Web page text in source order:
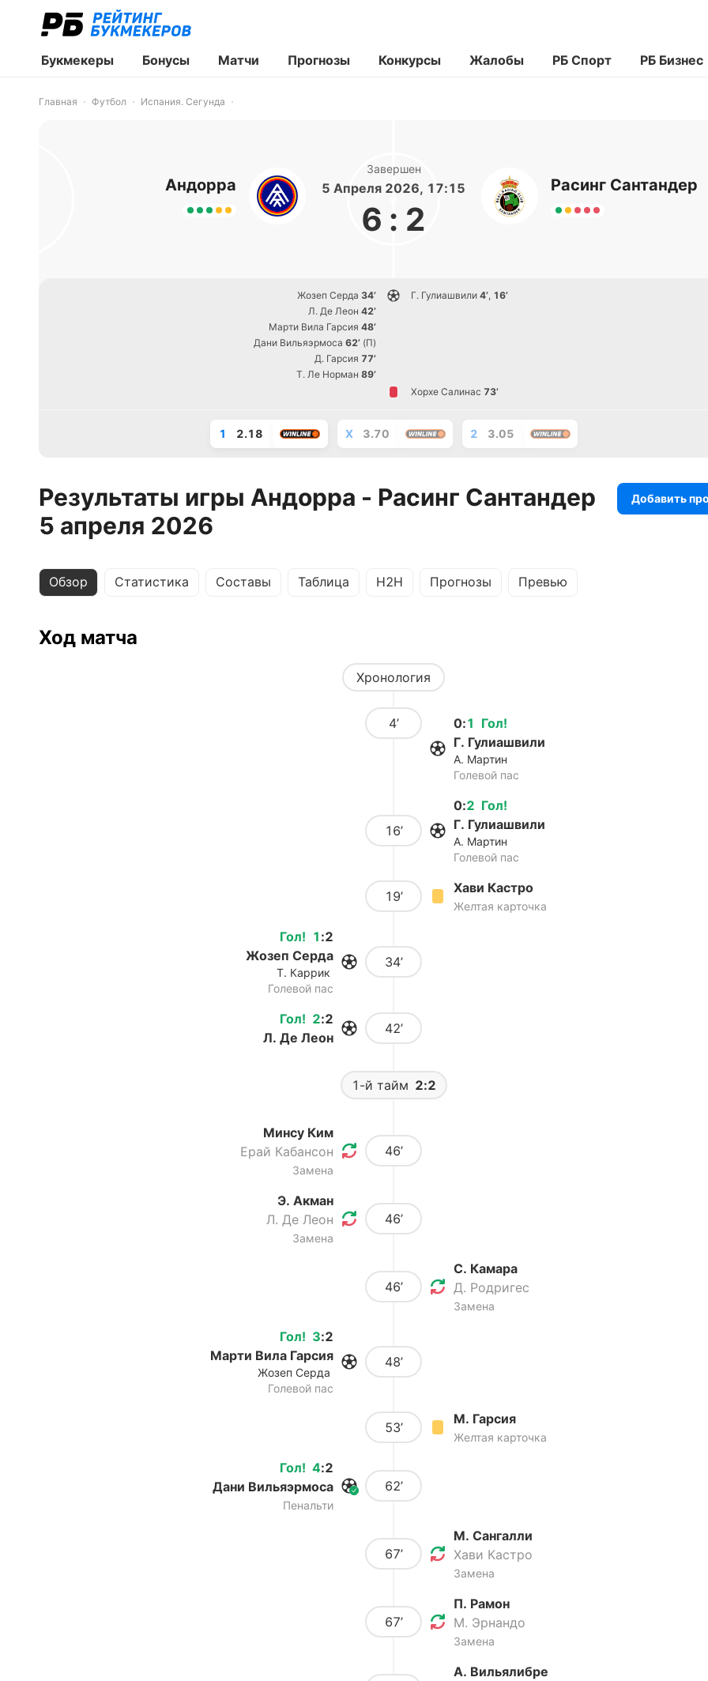
Букмекеры Бонусы Матчи Прогнозы Конкурсы Жалобы РБ Спорт РБ Бизнес
Главная Футбол Испания. Сегунда
Андорра
Завершен
5 Апреля 2026, 17:15
6 : 2
Расинг Сантандер
Жозеп Серда 34’
Л. Де Леон 42’
Марти Вила Гарсия 48’
Дани Вильяэрмоса 62’ (П)
Д. Гарсия 77’
Т. Ле Норман 89’
Г. Гулиашвили 4’, 16’
Хорхе Салинас 73’
1 2.18 X 3.70 2 3.05
Результаты игры Андорра - Расинг Сантандер
5 апреля 2026
Добавить
Обзор Статистика Составы Таблица H2H Прогнозы Превью
Ход матча
Хронология
4’ Гол!
0:1
Г. Гулиашвили
А. Мартин
Голевой пас
16’
Гол!
0:2
Г. Гулиашвили
А. Мартин
Голевой пас
19’
Хави Кастро
Желтая карточка
Гол! 1 :2
Жозеп Серда
Т. Каррик
Голевой пас
34’
Гол! 2:2
Л. Де Леон
42’
1-й тайм 2:2
Минсу Ким
Ерай Кабансон
Замена
46’
Э. Акман
Л. Де Леон
Замена
46’
46’
С. Камара
Д. Родригес
Замена
Гол! 3:2
Марти Вила Гарсия
Жозеп Серда
Голевой пас
48’
53’
М. Гарсия
Желтая карточка
Гол! 4:2
Дани Вильяэрмоса
Пенальти
62’
67’
М. Сангалли
Хави Кастро
Замена
67’
П. Рамон
М. Эрнандо
Замена
А. Вильялибре